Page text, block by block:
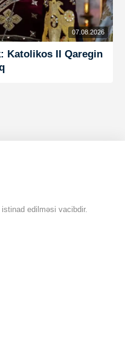
07.08.2026
Katolikos II Qaregin
istinad edilməsi vacibdir.